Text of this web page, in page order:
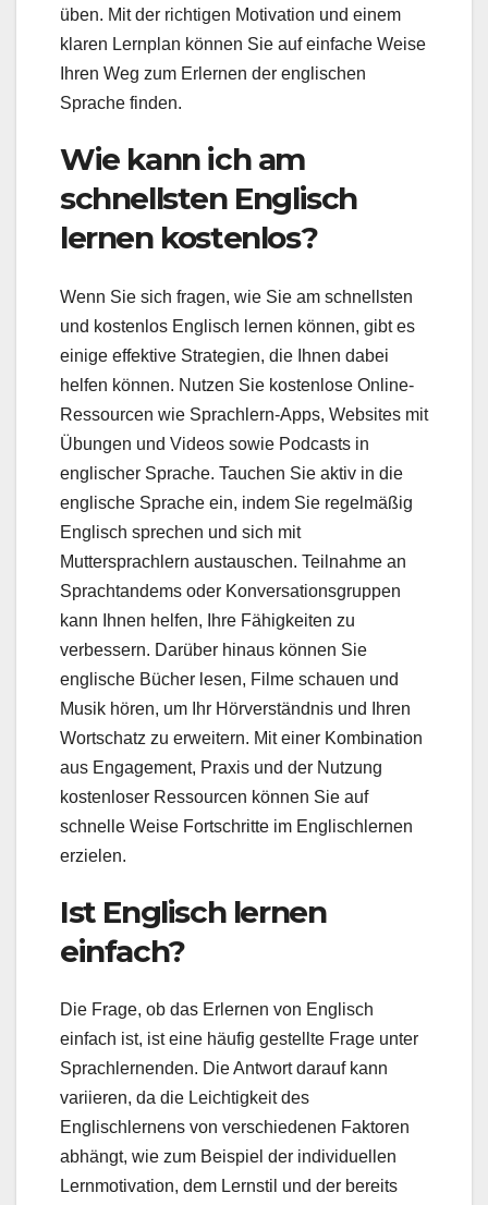
üben. Mit der richtigen Motivation und einem
klaren Lernplan können Sie auf einfache Weise
Ihren Weg zum Erlernen der englischen
Sprache finden.
Wie kann ich am
schnellsten Englisch
lernen kostenlos?
Wenn Sie sich fragen, wie Sie am schnellsten
und kostenlos Englisch lernen können, gibt es
einige effektive Strategien, die Ihnen dabei
helfen können. Nutzen Sie kostenlose Online-
Ressourcen wie Sprachlern-Apps, Websites mit
Übungen und Videos sowie Podcasts in
englischer Sprache. Tauchen Sie aktiv in die
englische Sprache ein, indem Sie regelmäßig
Englisch sprechen und sich mit
Muttersprachlern austauschen. Teilnahme an
Sprachtandems oder Konversationsgruppen
kann Ihnen helfen, Ihre Fähigkeiten zu
verbessern. Darüber hinaus können Sie
englische Bücher lesen, Filme schauen und
Musik hören, um Ihr Hörverständnis und Ihren
Wortschatz zu erweitern. Mit einer Kombination
aus Engagement, Praxis und der Nutzung
kostenloser Ressourcen können Sie auf
schnelle Weise Fortschritte im Englischlernen
erzielen.
Ist Englisch lernen
einfach?
Die Frage, ob das Erlernen von Englisch
einfach ist, ist eine häufig gestellte Frage unter
Sprachlernenden. Die Antwort darauf kann
variieren, da die Leichtigkeit des
Englischlernens von verschiedenen Faktoren
abhängt, wie zum Beispiel der individuellen
Lernmotivation, dem Lernstil und der bereits